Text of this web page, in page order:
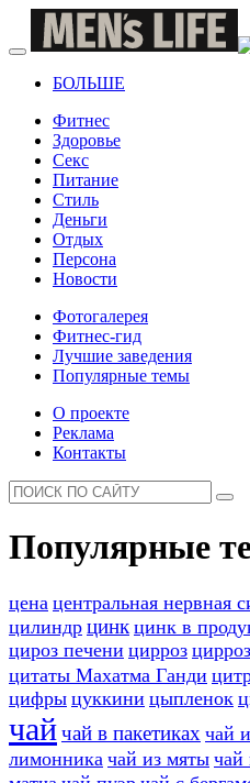
БОЛЬШЕ
Фитнес
Здоровье
Секс
Питание
Стиль
Деньги
Отдых
Персона
Новости
Фотогалерея
Фитнес-гид
Лучшие заведения
Популярные темы
О проекте
Реклама
Контакты
Популярные
цена центральная нервная
цилиндр цинк цинк в
цироз печени цирроз
цитаты Махатма Ганди
цифры цуккини цыпленок
чайчай в пакетиках чай
лимонника чай из мяты чай